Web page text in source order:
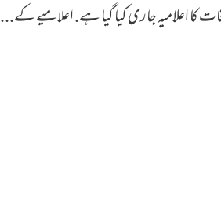
کا اعلامیہ جاری کیا گیا ہے. اعلامیے کے...